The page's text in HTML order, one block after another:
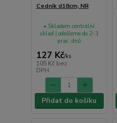
Cedník d18cm, NR
127 Kč/ks
105 Kč bez
DPH
• Skladem centrální
sklad | odešleme do 2-3
prac. dnů
Přidat do košíku